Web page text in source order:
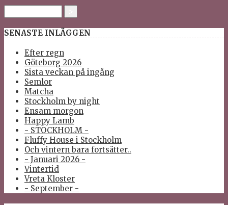
SENASTE INLÄGGEN
Efter regn
Göteborg 2026
Sista veckan på ingång
Semlor
Matcha
Stockholm by night
Ensam morgon
Happy Lamb
- STOCKHOLM -
Fluffy House i Stockholm
Och vintern bara fortsätter..
- Januari 2026 -
Vintertid
Vreta Kloster
- September -